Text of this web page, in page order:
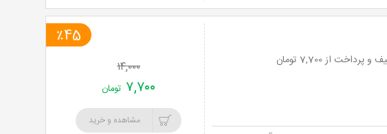
٪45
۱۴,۰۰۰
۷,۷۰۰ تومان
مشاهده و خرید